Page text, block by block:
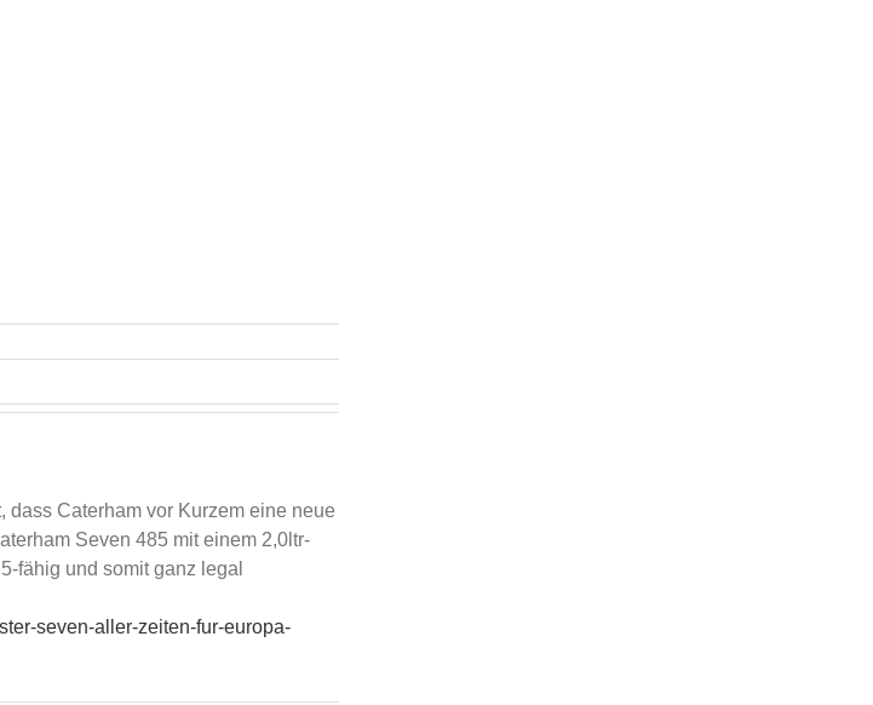
dass Caterham vor Kurzem eine neue
Seven 485 mit einem 2,0ltr-
fähig und somit ganz legal
seven-aller-zeiten-fur-europa-